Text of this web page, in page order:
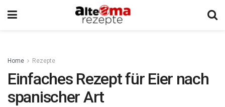
Home Rezepte
Einfaches Rezept für Eier nach
spanischer Art